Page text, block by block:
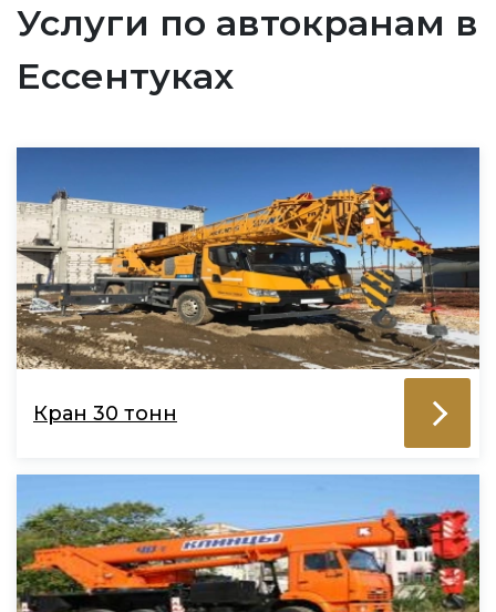
Услуги по автокранам в
Ессентуках
Кран 30 тонн